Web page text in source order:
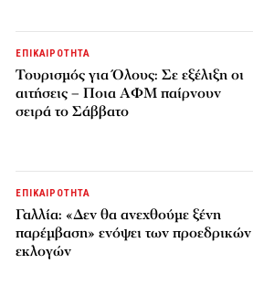
ΕΠΙΚΑΙΡΟΤΗΤΑ
Τουρισμός για Όλους: Σε εξέλιξη οι
αιτήσεις – Ποια ΑΦΜ παίρνουν
σειρά το Σάββατο
ΕΠΙΚΑΙΡΟΤΗΤΑ
Γαλλία: «Δεν θα ανεχθούμε ξένη
παρέμβαση» ενόψει των προεδρικών
εκλογών